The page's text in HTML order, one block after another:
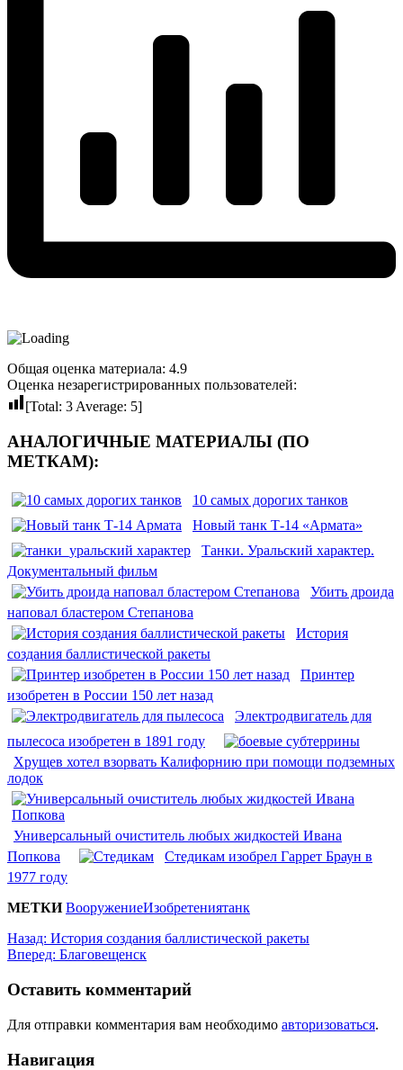
Общая оценка материала: 4.9
Оценка незарегистрированных пользователей:
[Total: 3 Average: 5]
АНАЛОГИЧНЫЕ МАТЕРИАЛЫ (ПО
МЕТКАМ):
10 самых дорогих танков
Новый танк Т-14 «Армата»
Танки. Уральский характер.
Документальный фильм
Убить дроида
наповал бластером Степанова
История
создания баллистической ракеты
Принтер
изобретен в России 150 лет назад
Электродвигатель для
пылесоса изобретен в 1891 году
Хрущев хотел взорвать Калифорнию при помощи подземных
лодок
Универсальный очиститель любых жидкостей Ивана
Попкова
Стедикам изобрел Гаррет Браун в
1977 году
МЕТКИВооружениеИзобретениятанк
Назад: История создания баллистической ракеты
Вперед: Благовещенск
Оставить комментарий
Для отправки комментария вам необходимо авторизоваться.
Навигация